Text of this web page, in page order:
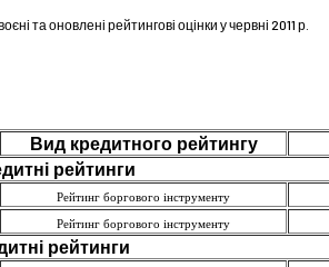
та оновлені рейтингові оцінки у червні 2011 р.
Вид кредитного рейтингу
рейтинги
Рейтинг боргового інструменту
Рейтинг боргового інструменту
рейтинги